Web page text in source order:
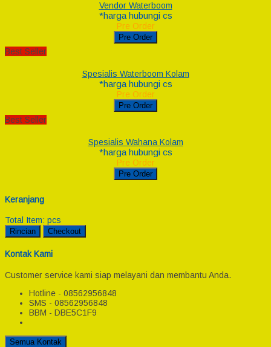
Vendor Waterboom
*harga hubungi cs
Pre Order
Pre Order
Best Seller
Spesialis Waterboom Kolam
*harga hubungi cs
Pre Order
Pre Order
Best Seller
Spesialis Wahana Kolam
*harga hubungi cs
Pre Order
Pre Order
Keranjang
Total Item: pcs
Rincian Checkout
Kontak Kami
Customer service kami siap melayani dan membantu Anda.
Hotline - 08562956848
SMS - 08562956848
BBM - DBE5C1F9
Semua Kontak